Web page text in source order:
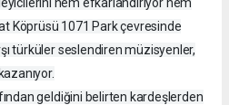
Köprüsü 1071 Park çevresinde
türküler seslendiren müzisyenler,
geldiğini belirten kardeşlerden